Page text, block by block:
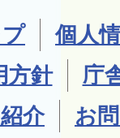
個人
方針
庁
介
お